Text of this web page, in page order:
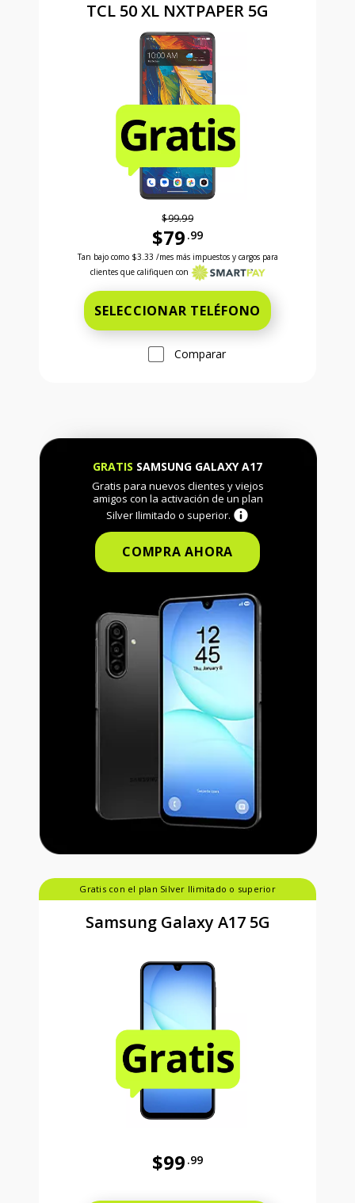
TCL 50 XL NXTPAPER 5G
$99.99
$79 .99
Antes el precio era 99 dollars and 99 cents Ahora
Tan bajo como $3.33 /mes más impuestos y cargos para
clientes que califiquen con
SELECCIONAR TELÉFONO
Comparar
GRATIS SAMSUNG GALAXY A17
Gratis para nuevos clientes y viejos
amigos con la activación de un plan
Silver Ilimitado o superior.
COMPRA AHORA
Gratis con el plan Silver Ilimitado o superior
Samsung Galaxy A17 5G
$99 .99